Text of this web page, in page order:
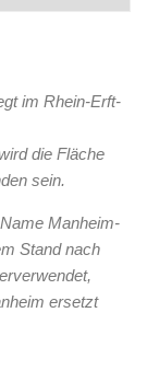
im Rhein-Erft-
die Fläche
sein.
Manheim-
Stand nach
ersetzt